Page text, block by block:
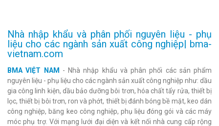
Nhà nhập khẩu và phân phối nguyên liệu - phụ
liệu cho các ngành sản xuất công nghiệp| bma-
vietnam.com
BMA VIỆT NAM
- Nhà nhập khẩu và phân phối các sản phẩm
nguyên liệu - phụ liệu cho các ngành sản xuất công nghiệp như: dầu
gia công linh kiện, dầu bảo dưỡng bôi trơn, hóa chất tẩy rửa, thiết bị
lọc, thiết bị bôi trơn, ron và phớt, thiết bị đánh bóng bề mặt, keo dán
công nghiệp, băng keo công nghiệp, phụ liệu đóng gói và các máy
móc phụ trợ. Với mạng lưới đại diện và kết nối nhà cung cấp rộng